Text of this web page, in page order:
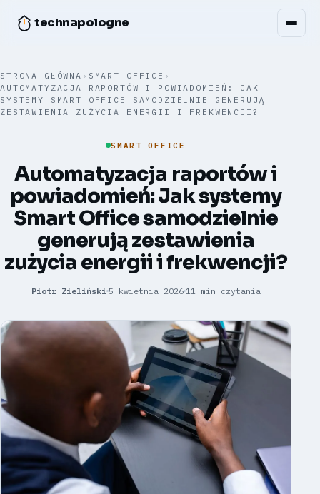
technapologne
STRONA GŁÓWNA › SMART OFFICE ›
AUTOMATYZACJA RAPORTÓW I POWIADOMIEŃ: JAK
SYSTEMY SMART OFFICE SAMODZIELNIE GENERUJĄ
ZESTAWIENIA ZUŻYCIA ENERGII I FREKWENCJI?
SMART OFFICE
Automatyzacja raportów i
powiadomień: Jak systemy
Smart Office samodzielnie
generują zestawienia
zużycia energii i frekwencji?
Piotr Zieliński 5 kwietnia 2026 11 min czytania